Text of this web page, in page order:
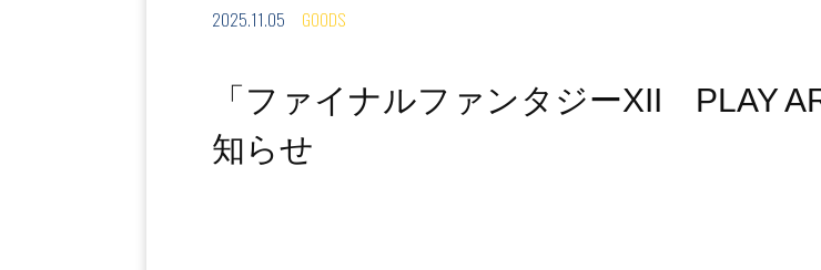
GOODS
2025.11.05
「ファイナルファンタジーXII PLAY
知らせ